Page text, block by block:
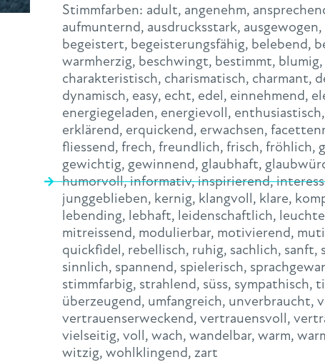
Stimmfarben: adult, angenehm,
aufmunternd, ausdrucksstark, ausgewogen,
begeistert, begeisterungsfähig, belebend,
warmherzig, beschwingt, bestimmt, blumig,
charakteristisch, charismatisch, charmant,
dynamisch, easy, echt, edel, einnehmend,
energiegeladen, energievoll, enthusiastisch,
erklärend, erquickend, erwachsen,
fliessend, frech, freundlich, frisch, fröhlich,
gewichtig, gewinnend, glaubhaft,
humorvoll,informativ,inspirierend,
junggeblieben, kernig, klangvoll, klare,
lebending, lebhaft, leidenschaftlich,
mitreissend, modulierbar, motivierend,
quickfidel, rebellisch, ruhig, sachlich, sanft,
sinnlich, spannend, spielerisch,
stimmfarbig, strahlend, süss, sympathisch,
überzeugend, umfangreich, unverbraucht,
vertrauenserweckend, vertrauensvoll,
vielseitig, voll, wach, wandelbar, warm,
witzig, wohlklingend, zart